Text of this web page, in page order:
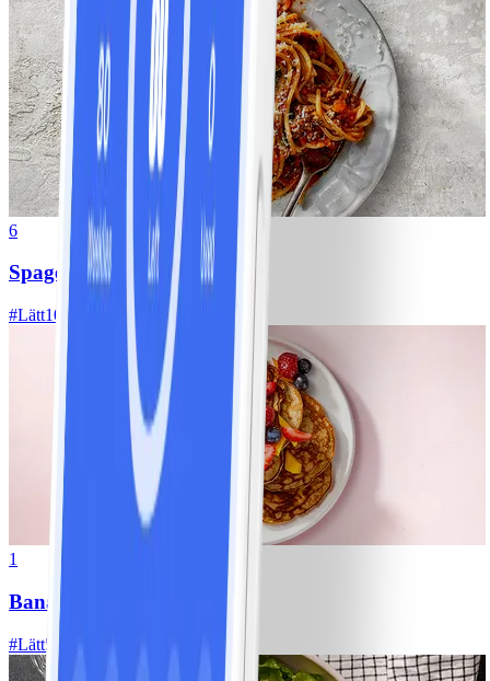
6
Spagetti med köttfärssås
#Lätt10 MIN
1
Bananpannkakor
#Lätt5 MIN